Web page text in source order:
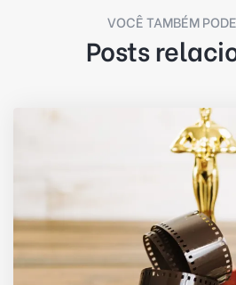
VOCÊ TAMBÉM
Posts